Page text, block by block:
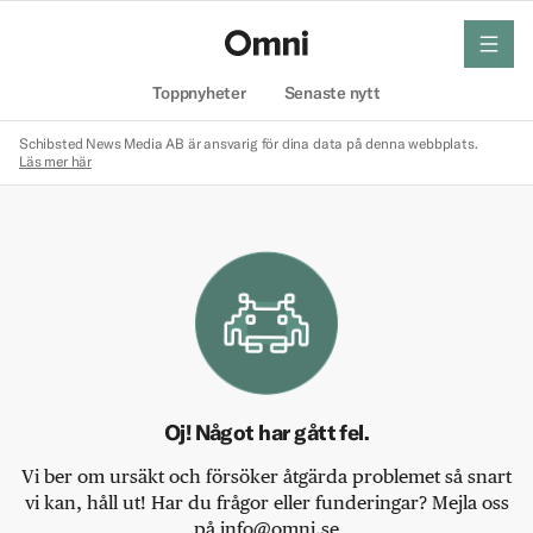
Toppnyheter Senaste nytt
meny
Schibsted News Media AB är ansvarig för dina data på denna webbplats.
Läs mer här
Oj! Något har gått fel.
Vi ber om ursäkt och försöker åtgärda problemet så snart
vi kan, håll ut! Har du frågor eller funderingar? Mejla oss